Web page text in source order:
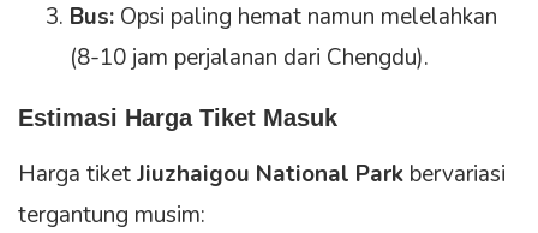
Bus: Opsi paling hemat namun melelahkan
(8-10 jam perjalanan dari Chengdu).
Estimasi Harga Tiket Masuk
Harga tiketJiuzhaigou National Park bervariasi
tergantung musim: